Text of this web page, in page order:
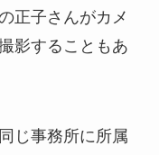
正子さんがカメ
影することもあ
じ事務所に所属